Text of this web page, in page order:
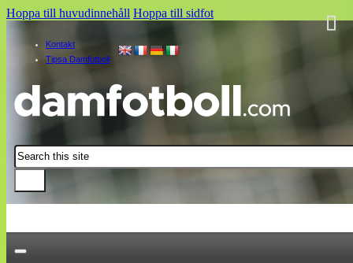
Hoppa till huvudinnehåll Hoppa till sidfot
Kontakt
Tipsa Damfotboll
Sök